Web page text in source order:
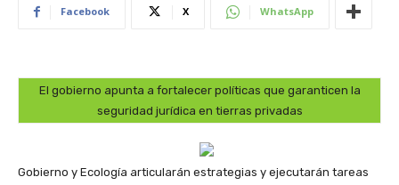
Facebook X WhatsApp
El gobierno apunta a fortalecer políticas que garanticen la
seguridad jurídica en tierras privadas
Gobierno y Ecología articularán estrategias y ejecutarán tareas